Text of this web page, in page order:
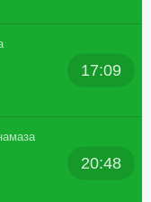
17:09
20:48